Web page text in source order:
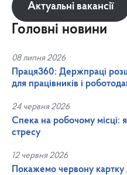
Актуальні вакансії
Головні новини
08 липня 2026
Праця360: Держпраці
для працівників і
24 червня 2026
Спека на робочому місці:
стресу
12 червня 2026
Покажемо червону картку